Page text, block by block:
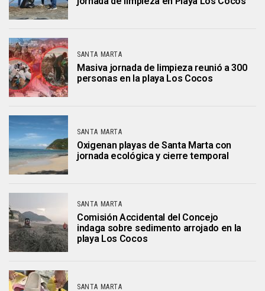
SANTA MARTA
Masiva jornada de limpieza reunió a 300
personas en la playa Los Cocos
SANTA MARTA
Oxigenan playas de Santa Marta con
jornada ecológica y cierre temporal
SANTA MARTA
Comisión Accidental del Concejo
indaga sobre sedimento arrojado en la
playa Los Cocos
SANTA MARTA